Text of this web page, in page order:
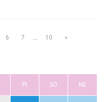
6 7 10 »
PI SO NE